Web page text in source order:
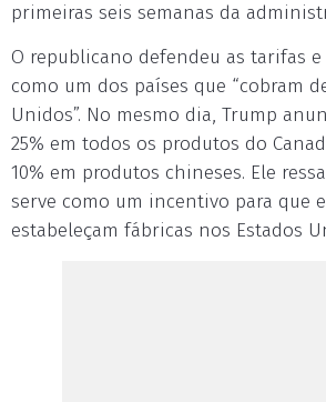
primeiras seis semanas da
O republicano defendeu as tarifas
como um dos países que “cobram
Unidos”. No mesmo dia, Trump
25% em todos os produtos do
10% em produtos chineses. Ele
serve como um incentivo para que
estabeleçam fábricas nos Estados